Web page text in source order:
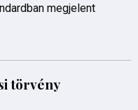
megjelent
törvény